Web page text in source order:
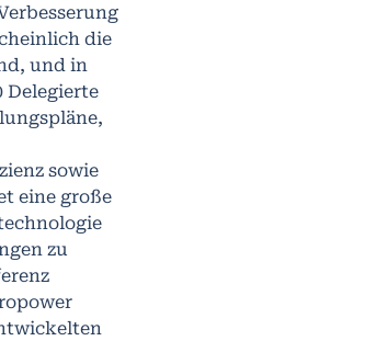
die
und in
Delegierte
sowie
eine große
zu